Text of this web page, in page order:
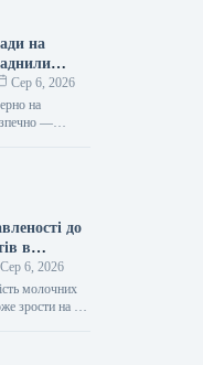
на
—
Сер 6, 2026
на
—
41851-
stalo-
серпня… до
в
на 5-
Сер 6, 2026
молочних
зрости на 5-